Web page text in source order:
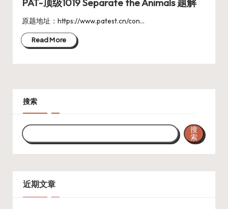
N
ot
e
PAT-顶级1019 Separate the Animals 题解
原题地址：https://www.patest.cn/con…
Read More
搜索
搜
索
近期文章